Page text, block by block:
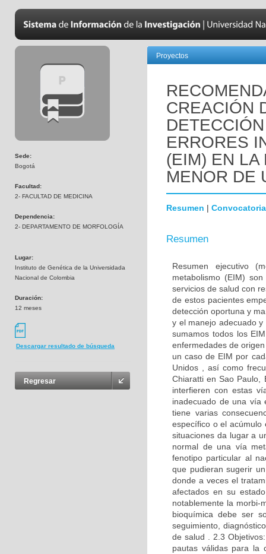
Sede:
Bogotá
Facultad:
2- FACULTAD DE MEDICINA
Dependencia:
2- DEPARTAMENTO DE MORFOLOGÍA
Lugar:
Instituto de Genética de la Universidada
Nacional de Colombia
Duración:
12 meses
Descargar resultado de búsqueda
Regresar
Proyectos
CREACIÓN
ERRORES
(EIM) EN LA
MENOR DE
Resumen | Convocatoria
Resumen
Resumen ejecutivo
metabolismo (EIM)
servicios de salud con
de estos pacientes
detección oportuna y
y el manejo adecuado
sumamos todos los
enfermedades de
un caso de EIM por
Unidos , así como
Chiaratti en Sao Paulo,
interfieren con estas
inadecuado de una vía
tiene varias
específico o el acúmulo
situaciones da lugar a
normal de una vía
fenotipo particular al
que pudieran sugerir
donde a veces el
afectados en su
notablemente la morbi-
bioquímica debe ser
seguimiento,
de salud . 2.3
pautas válidas para la